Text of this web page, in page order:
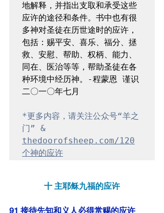
地解释，并指出支取和承受这些
应许的途径和条件。书中也有很
多神对圣徒在历世途时的应许，
包括：赐平安、喜乐、福分、拯
救、安慰、帮助、权柄、能力、
同在、医治等等，帮助圣徒在各
种环境中经历神。-程蒙恩 谨识
二〇一〇年七月
*更多内容，请关注公众号“羊之
thedoorofsheep.com/120
个神的应许
十 主耶稣九福的应许
91 接待先知和义人必得赏赐的应许